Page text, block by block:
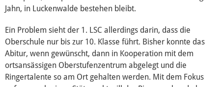
Jahn, in Luckenwalde bestehen bleibt.
Ein Problem sieht der 1. LSC allerdings darin, dass die
Oberschule nur bis zur 10. Klasse führt. Bisher konnte das
Abitur, wenn gewünscht, dann in Kooperation mit dem
ortsansässigen Oberstufenzentrum abgelegt und die
Ringertalente so am Ort gehalten werden. Mit dem Fokus